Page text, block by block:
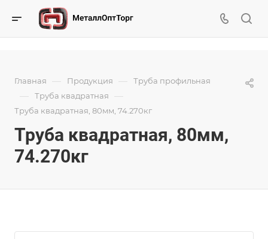
Главная — Продукция — Труба профильная
— Труба квадратная —
Труба квадратная, 80мм, 74.270кг
Труба квадратная, 80мм,
74.270кг